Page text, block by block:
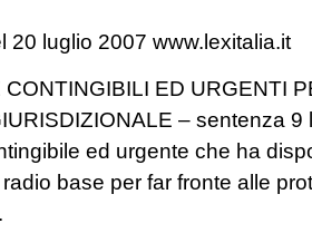
20 luglio 2007 www.lexitalia.it
ED URGENTI
– sentenza
ed urgente che ha
base per far fronte alle